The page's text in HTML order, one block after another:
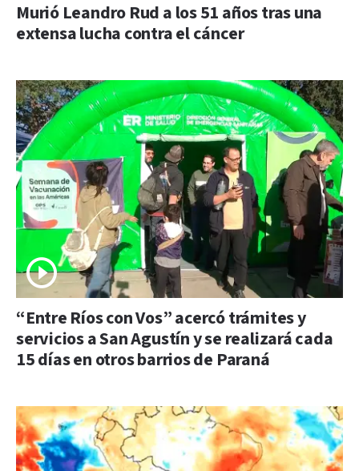
Murió Leandro Rud a los 51 años tras una
extensa lucha contra el cáncer
“Entre Ríos con Vos” acercó trámites y
servicios a San Agustín y se realizará cada
15 días en otros barrios de Paraná